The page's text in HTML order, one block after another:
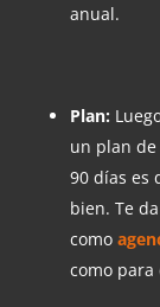
anual.
Plan:
un plan
90 días es
bien. Te
como
como